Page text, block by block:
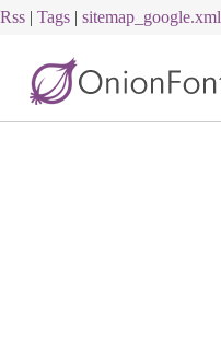
Rss | Tags | sitemap_google.xml